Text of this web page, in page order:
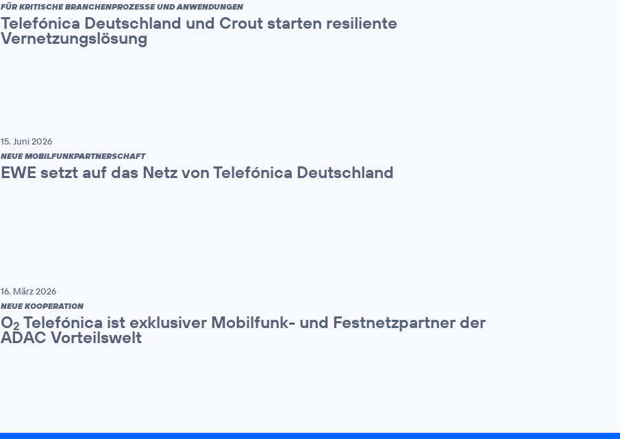
FÜR KRITISCHE BRANCHENPROZESSE UND ANWENDUNGEN
Telefónica Deutschland und Crout starten resiliente
Vernetzungslösung
15. Juni 2026
NEUE MOBILFUNKPARTNERSCHAFT
EWE setzt auf das Netz von Telefónica Deutschland
16. März 2026
NEUE KOOPERATION
O2 Telefónica ist exklusiver Mobilfunk- und Festnetzpartner der
ADAC Vorteilswelt